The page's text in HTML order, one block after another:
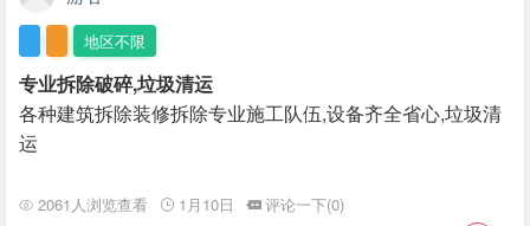
地区不限
专业拆除破碎,垃圾清运
各种建筑拆除装修拆除专业施工队伍,设备齐全省心,垃圾清
运
2061人浏览查看 1月10日
评论一下(0)